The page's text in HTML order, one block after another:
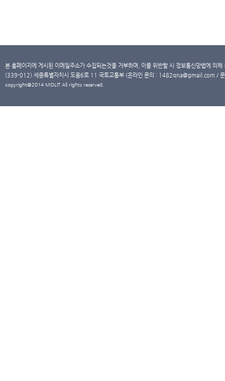
본 홈페이지에 게시된 이메일주소가 수집되는것을 거부하며, 이를 위반할 시 정보통신망법에 의
(339-012) 세종특별자치시 도움6로 11 국토교통부 (온라인 문의 : 1482qna@gmail.com /
copyright@2014 MOLIT All rights reserved.